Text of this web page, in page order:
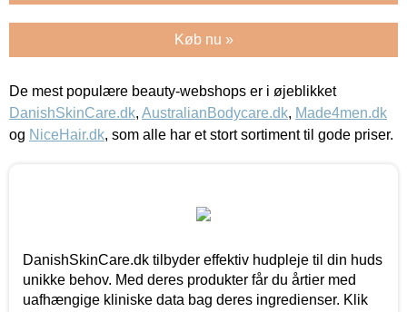
Køb nu »
De mest populære beauty-webshops er i øjeblikket
DanishSkinCare.dk, AustralianBodycare.dk, Made4men.dk
og NiceHair.dk, som alle har et stort sortiment til gode priser.
DanishSkinCare.dk tilbyder effektiv hudpleje til din huds
unikke behov. Med deres produkter får du årtier med
uafhængige kliniske data bag deres ingredienser. Klik